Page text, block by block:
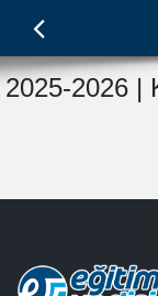
2025-2026 |